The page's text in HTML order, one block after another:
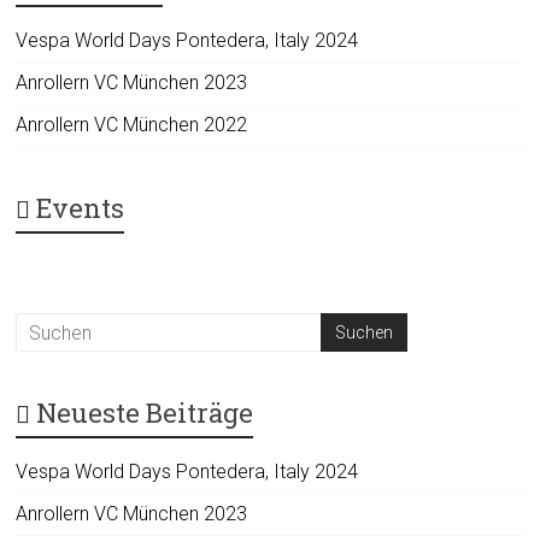
Vespa World Days Pontedera, Italy 2024
Anrollern VC München 2023
Anrollern VC München 2022
Events
Neueste Beiträge
Vespa World Days Pontedera, Italy 2024
Anrollern VC München 2023